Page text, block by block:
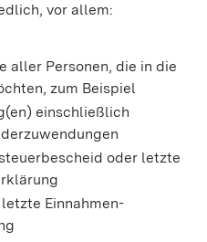
vor allem:
aller Personen, die in die
zum Beispiel
einschließlich
oder letzte
Einnahmen-